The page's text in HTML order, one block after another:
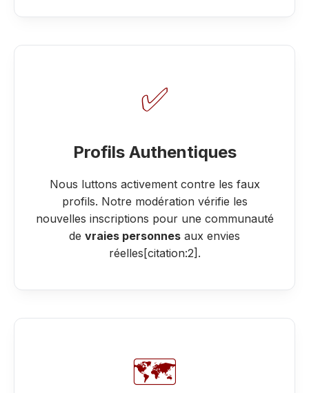
✅
Profils Authentiques
Nous luttons activement contre les faux
profils. Notre modération vérifie les
nouvelles inscriptions pour une communauté
de vraies personnes aux envies
réelles[citation:2].
🗺️